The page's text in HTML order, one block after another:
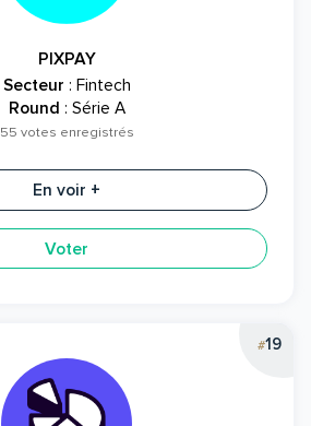
PIXPAY
Secteur : Fintech
Round : Série A
55 votes enregistrés
En voir +
Voter
#19